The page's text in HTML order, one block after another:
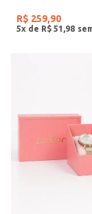
R$ 259,90
5x de R$ 51 98